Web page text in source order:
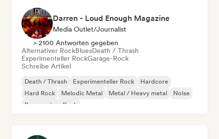
Darren - Loud Enough Magazine
Media Outlet/Journalist
> 2100 Antworten gegeben
Alternativer RockBluesDeath / Thrash
Experimenteller RockGarage-Rock
Schreibe Artikel
Death / Thrash Experimenteller Rock
Hardcore
Hard Rock
Melodic Metal Metal / Heavy metal
Noise
Progressiver Rock